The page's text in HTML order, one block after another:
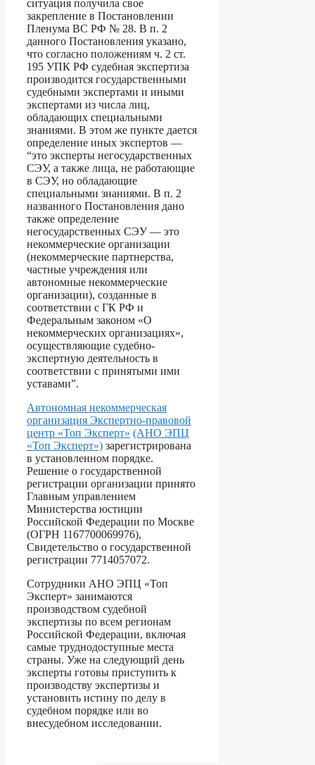
ситуация получила свое
закрепление в Постановлении
Пленума ВС РФ № 28. В п. 2
данного Постановления указано,
что согласно положениям ч. 2 ст.
195 УПК РФ судебная экспертиза
производится государственными
судебными экспертами и иными
экспертами из числа лиц,
обладающих специальными
знаниями. В этом же пункте дается
определение иных экспертов —
“это эксперты негосударственных
СЭУ, а также лица, не работающие
в СЭУ, но обладающие
специальными знаниями. В п. 2
названного Постановления дано
также определение
негосударственных СЭУ — это
некоммерческие организации
(некоммерческие партнерства,
частные учреждения или
автономные некоммерческие
организации), созданные в
соответствии с ГК РФ и
Федеральным законом «О
некоммерческих организациях»,
осуществляющие судебно-
экспертную деятельность в
соответствии с принятыми ими
уставами”.
Автономная некоммерческая
организация Экспертно-правовой
центр «Топ Эксперт» (АНО ЭПЦ
«Топ Эксперт») зарегистрирована
в установленном порядке.
Решение о государственной
регистрации организации принято
Главным управлением
Министерства юстиции
Российской Федерации по Москве
(ОГРН 1167700069976),
Свидетельство о государственной
регистрации 7714057072.
Сотрудники АНО ЭПЦ «Топ
Эксперт» занимаются
производством судебной
экспертизы по всем регионам
Российской Федерации, включая
самые труднодоступные места
страны. Уже на следующий день
эксперты готовы приступить к
производству экспертизы и
установить истину по делу в
судебном порядке или во
внесудебном исследовании.